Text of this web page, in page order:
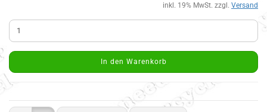
inkl. 19% MwSt. zzgl. Versand
In den Warenkorb